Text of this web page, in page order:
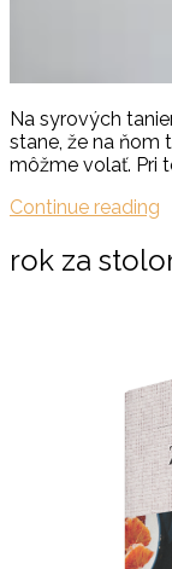
Na syrových
stane, že na ňom
môžme volať. Pri
Continue reading
rok za